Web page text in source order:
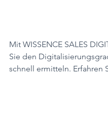
Mit WISSENCE SALES
Sie den
schnell ermitteln. Erfahren